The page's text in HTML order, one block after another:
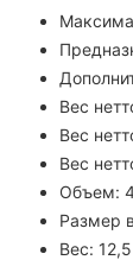
Вес
Вес
Вес
Объем:
Размер
Вес: